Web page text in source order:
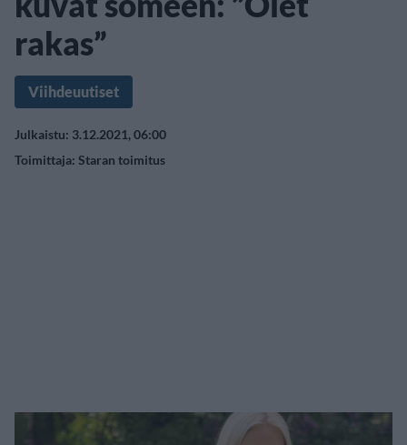
rakas”
Viihdeuutiset
Julkaistu: 3.12.2021, 06:00
Toimittaja: Staran toimitus